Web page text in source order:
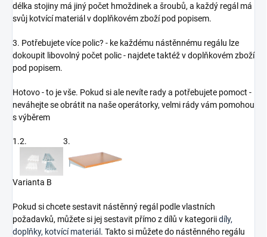
délka stojiny má jiný počet hmoždinek a šroubů, a každý regál má
svůj kotvící materiál v doplňkovém zboží pod popisem.
3. Potřebujete více polic? - ke každému nástěnnému regálu lze
dokoupit libovolný počet polic - najdete taktéž v doplňkovém zboží
pod popisem.
Hotovo - to je vše. Pokud si ale nevíte rady a potřebujete pomoct -
neváhejte se obrátit na naše operátorky, velmi rády vám pomohou
s výběrem
1.2. 3.
Varianta B
Pokud si chcete sestavit nástěnný regál podle vlastních
požadavků, můžete si jej sestavit přímo z dílů v kategoriidíly,
doplňky, kotvící materiál . Takto si můžete do nástěnného regálu